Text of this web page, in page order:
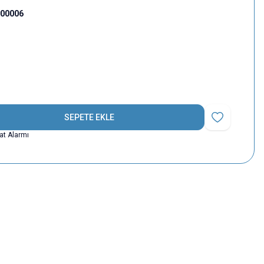
SEPETE EKLE
Favoriye Ekle
Alarmı